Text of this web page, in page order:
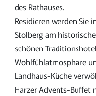
des Rathauses.
Residieren werden Sie
Stolberg am
schönen
Wohlfühlatmosphäre
Landhaus-Küche
Harzer Advents-Buffet